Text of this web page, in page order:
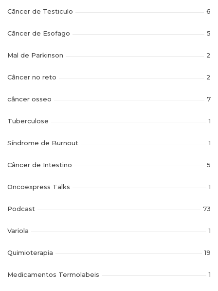
Câncer de Testiculo 6
Câncer de Esofago 5
Mal de Parkinson 2
Câncer no reto 2
câncer osseo 7
Tuberculose 1
Síndrome de Burnout 1
Câncer de Intestino 5
Oncoexpress Talks 1
Podcast 73
Variola 1
Quimioterapia 19
Medicamentos Termolabeis 1